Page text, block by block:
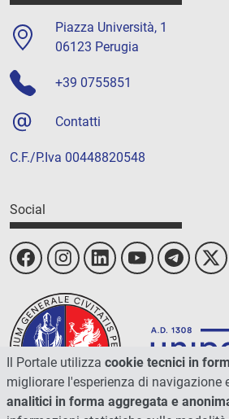
Piazza Università, 1
06123 Perugia
+39 0755851
Contatti
C.F./P.Iva 00448820548
Social
Il Portale utilizza cookie tecnici in
migliorare l'esperienza di navigazione
analitici in forma aggregata e